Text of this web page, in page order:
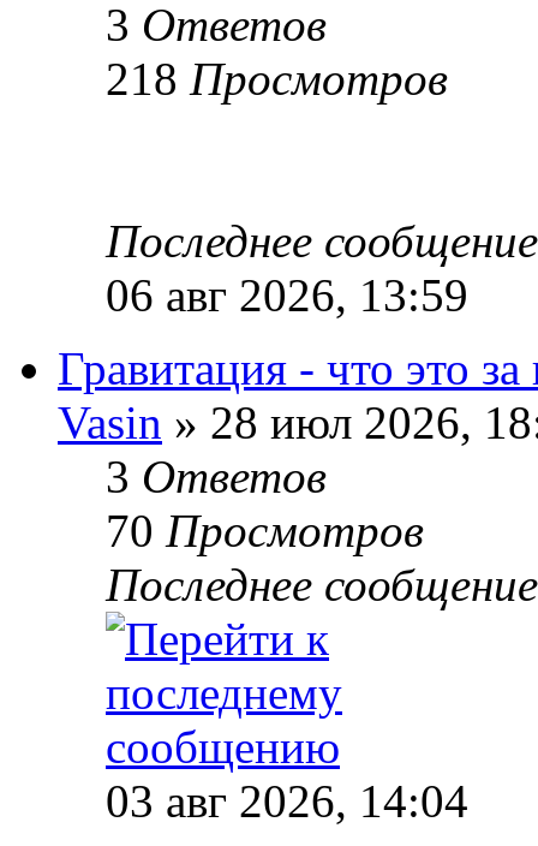
3 Ответов
218 Просмотров
Последнее
06 авг 2026, 13:59
Гравитация - что это
Vasin » 28 июл 2026,
3 Ответов
70 Просмотров
Последнее
03 авг 2026, 14:04